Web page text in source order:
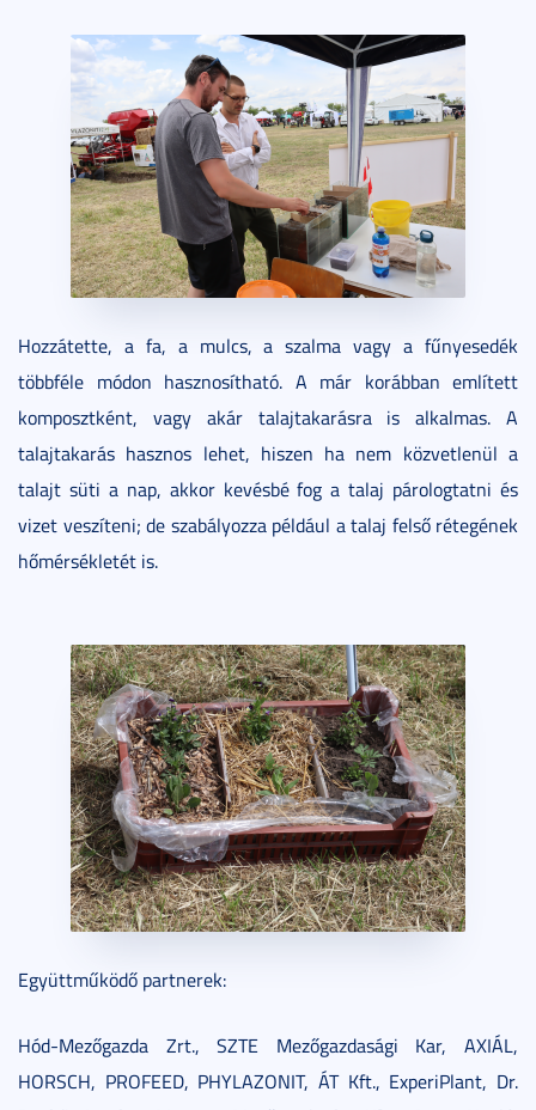
Hozzátette, a fa, a mulcs, a szalma vagy a fűnyesedék
többféle módon hasznosítható. A már korábban említett
komposztként, vagy akár talajtakarásra is alkalmas. A
talajtakarás hasznos lehet, hiszen ha nem közvetlenül a
talajt süti a nap, akkor kevésbé fog a talaj párologtatni és
vizet veszíteni; de szabályozza például a talaj felső rétegének
hőmérsékletét is.
Együttműködő partnerek:
Hód-Mezőgazda Zrt., SZTE Mezőgazdasági Kar, AXIÁL,
HORSCH, PROFEED, PHYLAZONIT, ÁT Kft., ExperiPlant, Dr.